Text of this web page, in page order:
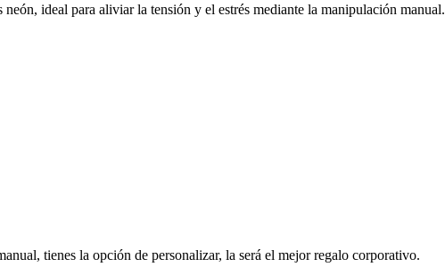
ideal para aliviar la tensión y el estrés mediante la manipulación manual.
tienes la opción de personalizar, la será el mejor regalo corporativo.